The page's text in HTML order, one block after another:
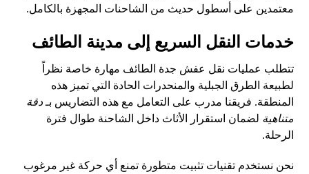
معتمدين على أسطول حديث من الشاحنات المجهزة بالكامل.
خدمات النقل السريع إلى مدينة الطائف
تتطلب عمليات نقل عفش جدة الطائف مهارة خاصة نظراً
لطبيعة الطرق الجبلية والمنحدرات الحادة التي تميز هذه
المنطقة. فريقنا مدرب على التعامل مع هذه التضاريس بـدقة
متناهية لضمان استقرار الأثاث داخل الشاحنة طوال فترة
الرحلة.
نحن نستخدم تقنيات تثبيت متطورة تمنع أي حركة غير مرغوب